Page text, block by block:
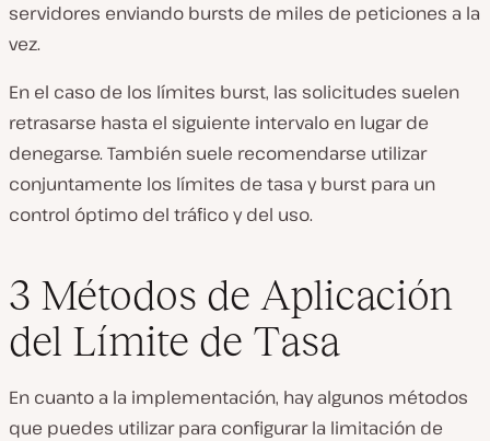
servidores enviando bursts de miles de peticiones a la
vez.
En el caso de los límites burst, las solicitudes suelen
retrasarse hasta el siguiente intervalo en lugar de
denegarse. También suele recomendarse utilizar
conjuntamente los límites de tasa y burst para un
control óptimo del tráfico y del uso.
3 Métodos de Aplicación
del Límite de Tasa
En cuanto a la implementación, hay algunos métodos
que puedes utilizar para configurar la limitación de